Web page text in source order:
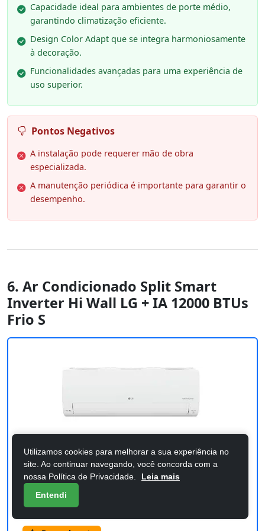
Capacidade ideal para ambientes de porte médio,
garantindo climatização eficiente.
Design Color Adapt que se integra harmoniosamente
à decoração.
Funcionalidades avançadas para uma experiência de
uso superior.
Pontos Negativos
A instalação pode requerer mão de obra
especializada.
A manutenção periódica é importante para garantir o
desempenho.
6. Ar Condicionado Split Smart
Inverter Hi Wall LG + IA 12000 BTUs
Frio S
Utilizamos cookies para melhorar a sua experiência no
site. Ao continuar navegando, você concorda com a
nossa Política de Privacidade.
Leia mais
Entendi